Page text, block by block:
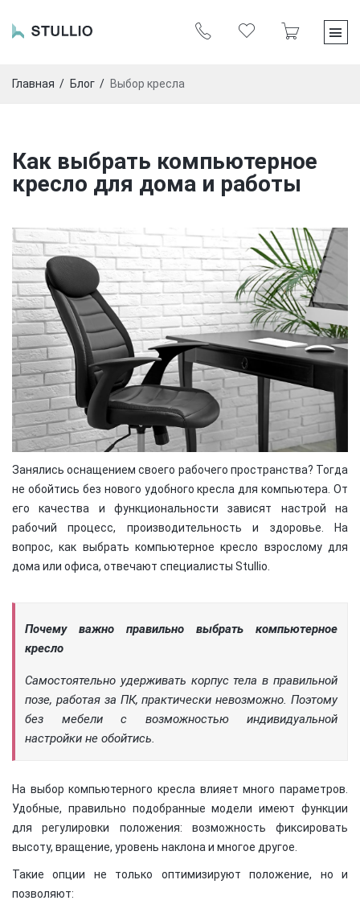
Главная Блог Выбор кресла
Как выбрать компьютерное
кресло для дома и работы
Занялись оснащением своего рабочего пространства? Тогда
не обойтись без нового удобного кресла для компьютера. От
его качества и функциональности зависят настрой на
рабочий процесс, производительность и здоровье. На
вопрос, как выбрать компьютерное кресло взрослому для
дома или офиса, отвечают специалисты Stullio.
Почему важно правильно выбрать компьютерное
кресло
Самостоятельно удерживать корпус тела в правильной
позе, работая за ПК, практически невозможно. Поэтому
без мебели с возможностью индивидуальной
настройки не обойтись.
На выбор компьютерного кресла влияет много параметров.
Удобные, правильно подобранные модели имеют функции
для регулировки положения: возможность фиксировать
высоту, вращение, уровень наклона и многое другое.
Такие опции не только оптимизируют положение, но и
позволяют: